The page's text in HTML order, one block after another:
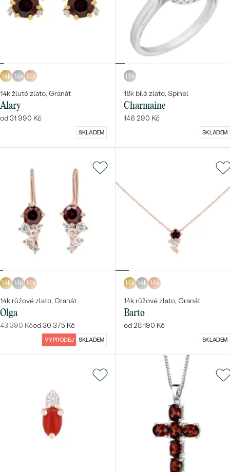
14k 14k 14k
14k žluté zlato, Granát
Alary
od 31 990 Kč
SKLADEM
18k
18k bílé zlato, Spinel
Charmaine
146 290 Kč
SKLADEM
14k 14k 14k
14k růžové zlato, Granát
Olga
43 390 Kčod 30 375 Kč
VÝPRODEJ SKLADEM
14k 14k 14k
14k růžové zlato, Granát
Barto
od 28 190 Kč
SKLADEM